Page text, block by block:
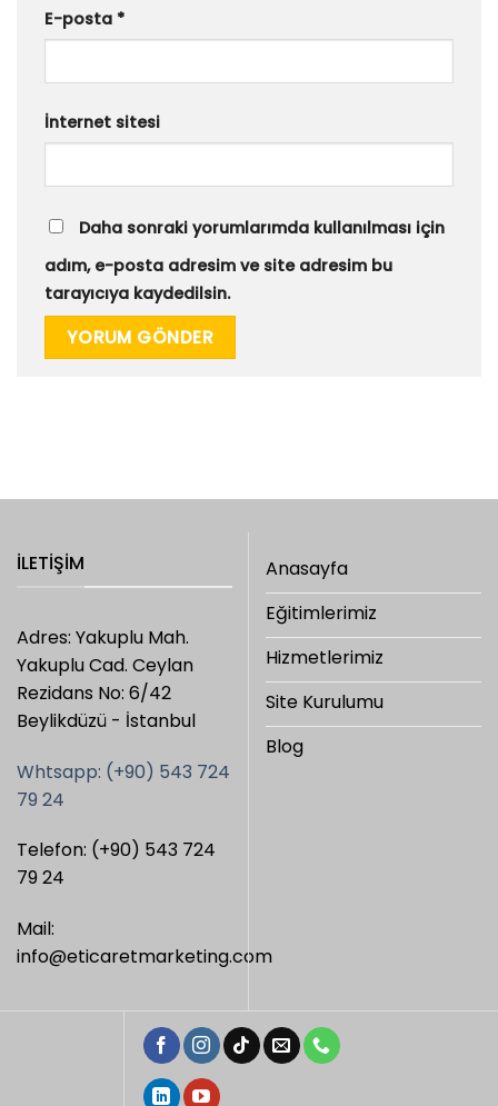
E-posta *
İnternet sitesi
Daha sonraki yorumlarımda kullanılması için
adım, e-posta adresim ve site adresim bu
tarayıcıya kaydedilsin.
İLETIŞIM
Adres: Yakuplu Mah.
Yakuplu Cad. Ceylan
Rezidans No: 6/42
Beylikdüzü - İstanbul
Whtsapp: (+90) 543 724
79 24
Telefon: (+90) 543 724
79 24
Mail:
info@eticaretmarketing.com
Anasayfa
Eğitimlerimiz
Hizmetlerimiz
Site Kurulumu
Blog